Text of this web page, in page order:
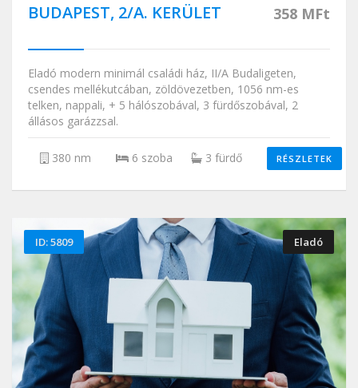
BUDAPEST, 2/A. KERÜLET 358 MFt
Eladó modern minimál családi ház, II/A Budaligeten,
csendes mellékutcában, zöldövezetben, 1056 nm-es
telken, nappali, + 5 hálószobával, 3 fürdőszobával, 2
állásos garázzsal.
380 nm 6 szoba 3 fürdő RÉSZLETEK
ID: 5809 Eladó